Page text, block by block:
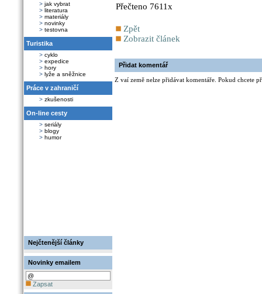
> jak vybrat
> literatura
> materiály
> novinky
> testovna
Turistika
> cyklo
> expedice
> hory
> lyže a sněžnice
Práce v zahraničí
> zkušenosti
On-line cesty
> seriály
> blogy
> humor
Nejčtenější články
Novinky emailem
Zapsat
Přečteno 7611x
Zpět
Zobrazit článek
Přidat komentář
Z vaí země nelze přidávat komentáře. Pokud chcete